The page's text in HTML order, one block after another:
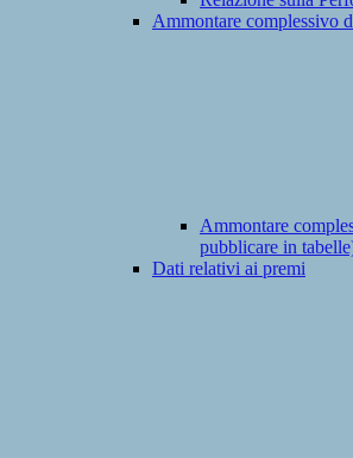
Ammontare complessivo
Ammontare
pubblicare in
Dati relativi ai premi